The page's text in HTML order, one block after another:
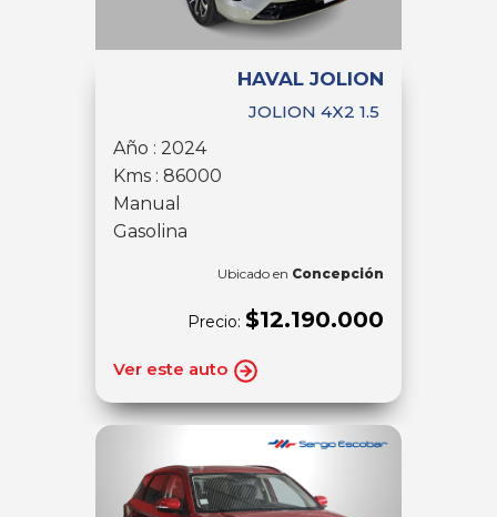
HAVAL JOLION
JOLION 4X2 1.5
Año : 2024
Kms : 86000
Manual
Gasolina
Ubicado en Concepción
Precio: $12.190.000
Ver este auto